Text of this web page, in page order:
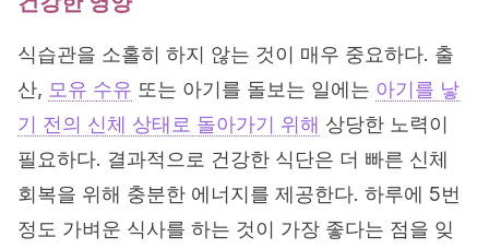
식습관을 소홀히 하지 않는 것이 매우 중요하다. 출
산, 모유 수유 또는 아기를 돌보는 일에는 아기를 낳
기 전의 신체 상태로 돌아가기 위해 상당한 노력이
필요하다. 결과적으로 건강한 식단은 더 빠른 신체
회복을 위해 충분한 에너지를 제공한다. 하루에 5번
정도 가벼운 식사를 하는 것이 가장 좋다는 점을 잊